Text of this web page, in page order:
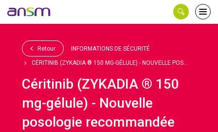
le
Retour INFORMATIONS DE SÉCURITÉ
CÉRITINIB (ZYKADIA ® 150 MG-GÉLULE) - NOUVELLE POS...
Céritinib (ZYKADIA ® 150
mg-gélule) - Nouvelle
posologie recommandée